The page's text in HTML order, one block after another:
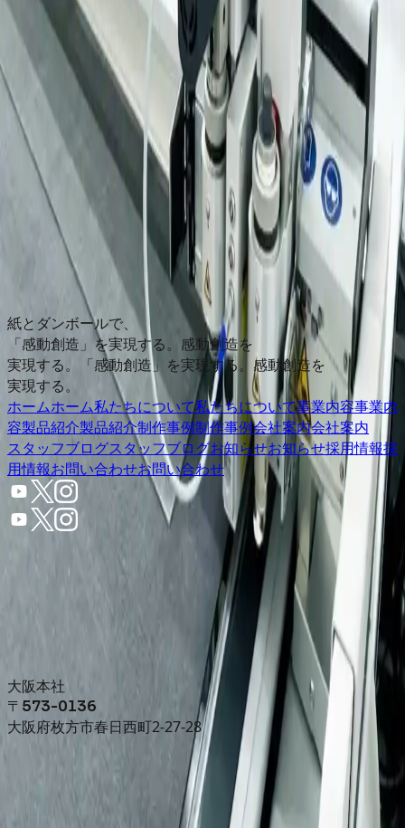
製造に関するご相談やお見積もり依頼は、お電話またはメー
ルにて承ります。 仕様が固まる前の段階でも、お気軽にご
相談ください。
お電話でのお問い合わせ
大阪本社
紙器・什器・印刷・加工のご相談
072-858-2651
東京支社
首都圏からのご相談
03-5820-7255
メールでのお問い合わせ
お問い合わせページへ
紙とダンボールで、
「感動創造」を実現する。 感動創造を
実現する。
「感動創造」を実現する。 感動創造を
実現する。
ホームホーム私たちについて私たちについて事業内容事業内
容製品紹介製品紹介制作事例制作事例会社案内会社案内
スタッフブログスタッフブログお知らせお知らせ採用情報採
用情報お問い合わせお問い合わせ
大阪本社
〒573-0136
大阪府枚方市春日西町2-27-28